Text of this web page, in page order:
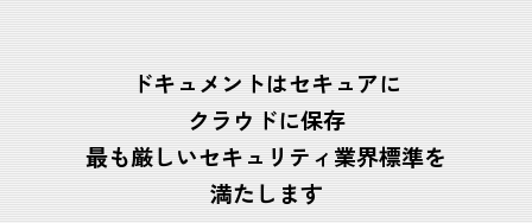
ドキュメントはセキュアに
クラウドに保存
最も厳しいセキュリティ業界標準を
満たします